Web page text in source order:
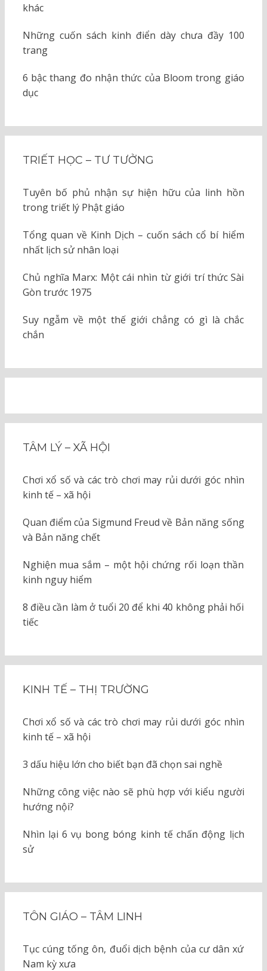
khác
Những cuốn sách kinh điển dày chưa đầy 100
trang
6 bậc thang đo nhận thức của Bloom trong giáo
dục
TRIẾT HỌC – TƯ TƯỞNG
Tuyên bố phủ nhận sự hiện hữu của linh hồn
trong triết lý Phật giáo
Tổng quan về Kinh Dịch – cuốn sách cổ bí hiểm
nhất lịch sử nhân loại
Chủ nghĩa Marx: Một cái nhìn từ giới trí thức Sài
Gòn trước 1975
Suy ngẫm về một thế giới chẳng có gì là chắc
chắn
TÂM LÝ – XÃ HỘI
Chơi xổ số và các trò chơi may rủi dưới góc nhìn
kinh tế – xã hội
Quan điểm của Sigmund Freud về Bản năng sống
và Bản năng chết
Nghiện mua sắm – một hội chứng rối loạn thần
kinh nguy hiểm
8 điều cần làm ở tuổi 20 để khi 40 không phải hối
tiếc
KINH TẾ – THỊ TRƯỜNG
Chơi xổ số và các trò chơi may rủi dưới góc nhìn
kinh tế – xã hội
3 dấu hiệu lớn cho biết bạn đã chọn sai nghề
Những công việc nào sẽ phù hợp với kiểu người
hướng nội?
Nhìn lại 6 vụ bong bóng kinh tế chấn động lịch
sử
TÔN GIÁO – TÂM LINH
Tục cúng tống ôn, đuổi dịch bệnh của cư dân xứ
Nam kỳ xưa